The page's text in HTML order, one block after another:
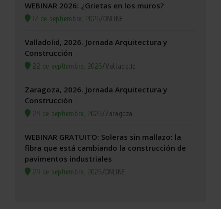
WEBINAR 2026: ¿Grietas en los muros?
17 de septiembre, 2026/ONLINE
Valladolid, 2026. Jornada Arquitectura y
Construcción
22 de septiembre, 2026/Valladolid
Zaragoza, 2026. Jornada Arquitectura y
Construcción
24 de septiembre, 2026/Zaragoza
WEBINAR GRATUITO: Soleras sin mallazo: la
fibra que está cambiando la construcción de
pavimentos industriales
24 de septiembre, 2026/ONLINE